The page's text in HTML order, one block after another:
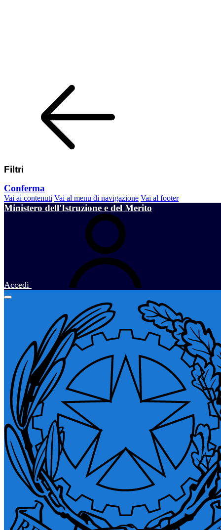
Filtri
Conferma
Vai ai contenuti Vai al menu di navigazione Vai al footer
Ministero dell'Istruzione e del Merito
Accedi